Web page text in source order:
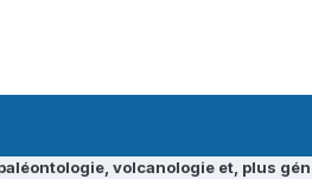
volcanologie et, plus